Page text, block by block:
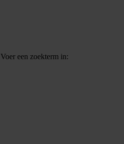
Voer een zoekterm in: